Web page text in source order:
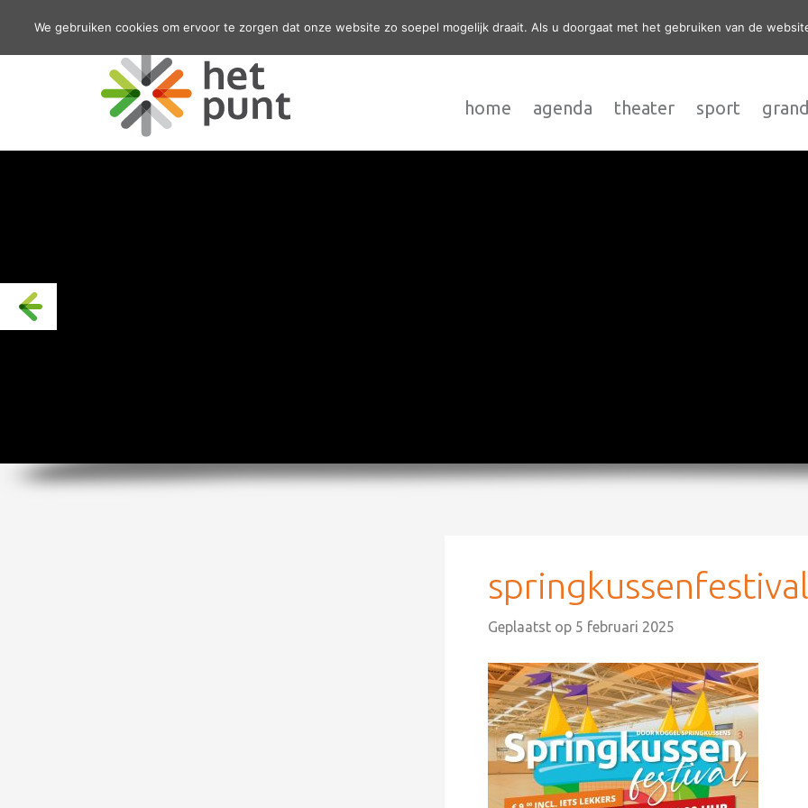
home agenda theater sport
springkussenfestival
Geplaatst op 5 februari 2025
We gebruiken cookies om ervoor te zorgen dat onze website zo soepel mogelijk draait. Als u doorgaat met het gebruiken van de